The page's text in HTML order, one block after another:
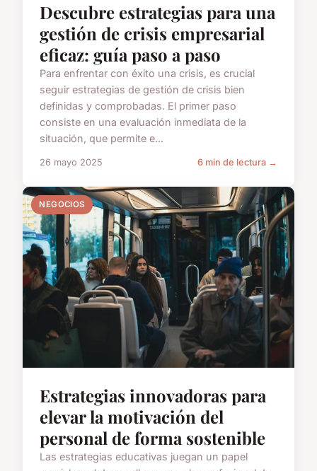
Descubre estrategias para una
gestión de crisis empresarial
eficaz: guía paso a paso
Para enfrentar con éxito una crisis, es crucial
seguir estrategias de gestión de crisis bien
definidas y comprobadas. El primer paso
consiste en una evaluación inmediata de la
situación, que permite e...
26 mayo 2025 6 min de lectura →
NEGOCIOS
Estrategias innovadoras para
elevar la motivación del
personal de forma sostenible
Las estrategias educativas juegan un papel